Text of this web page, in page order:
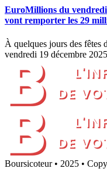
EuroMillions du vendredi
vont remporter les 29
À quelques jours des fêtes
vendredi 19 décembre
Boursicoteur • 2025 •